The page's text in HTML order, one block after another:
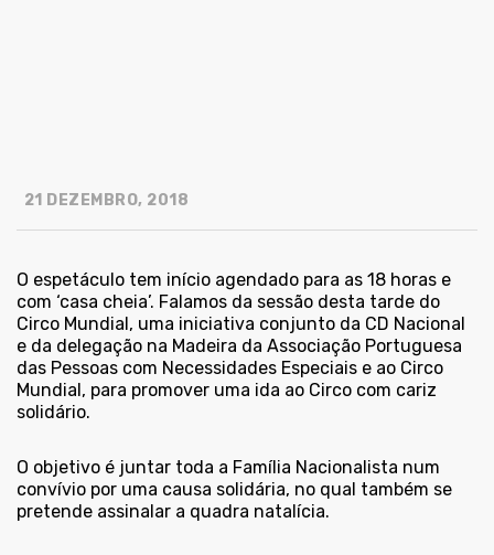
21 DEZEMBRO, 2018
O espetáculo tem início agendado para as 18 horas e
com ‘casa cheia’. Falamos da sessão desta tarde do
Circo Mundial, uma iniciativa conjunto da CD Nacional
e da delegação na Madeira da Associação Portuguesa
das Pessoas com Necessidades Especiais e ao Circo
Mundial, para promover uma ida ao Circo com cariz
solidário.
O objetivo é juntar toda a Família Nacionalista num
convívio por uma causa solidária, no qual também se
pretende assinalar a quadra natalícia.